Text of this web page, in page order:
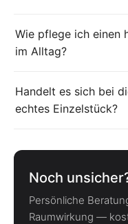
Wie pflege ich einen
im Alltag?
Handelt es sich bei
echtes Einzelstück?
Noch
Persönliche
Raumwirkung —